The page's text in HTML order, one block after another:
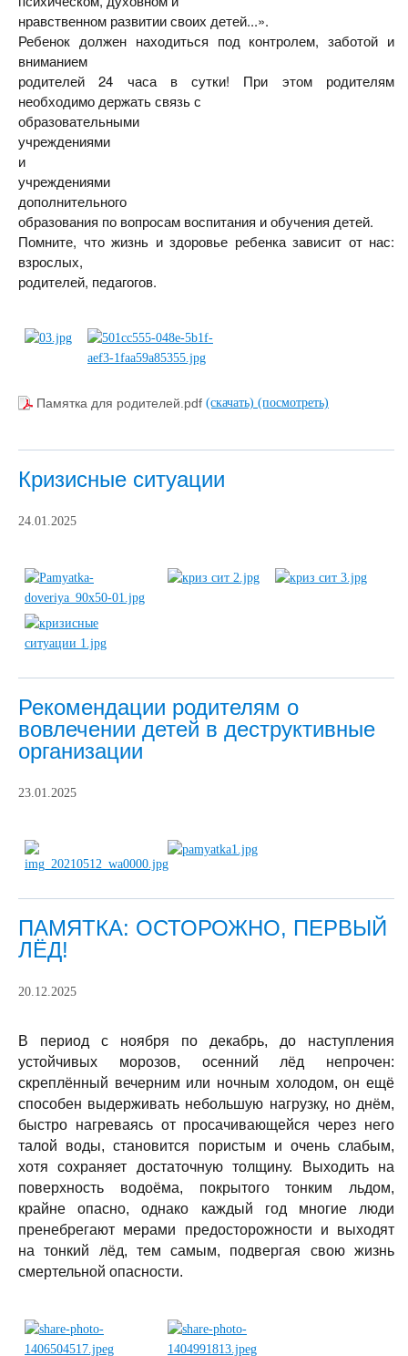
нравственном развитии своих детей...».
Ребенок должен находиться под контролем, заботой и
вниманием
родителей 24 часа в сутки! При этом родителям
необходимо держать связь с
образовательными
учреждениями
и
учреждениями
дополнительного
образования по вопросам воспитания и обучения детей.
Помните, что жизнь и здоровье ребенка зависит от нас:
взрослых,
родителей, педагогов.
Памятка для родителей.pdf (скачать) (посмотреть)
Кризисные ситуации
24.01.2025
Рекомендации родителям о
вовлечении детей в деструктивные
организации
23.01.2025
ПАМЯТКА: ОСТОРОЖНО, ПЕРВЫЙ
ЛЁД!
20.12.2025
В период с ноября по декабрь, до наступления
устойчивых морозов, осенний лёд непрочен:
скреплённый вечерним или ночным холодом, он ещё
способен выдерживать небольшую нагрузку, но днём,
быстро нагреваясь от просачивающейся через него
талой воды, становится пористым и очень слабым,
хотя сохраняет достаточную толщину. Выходить на
поверхность водоёма, покрытого тонким льдом,
крайне опасно, однако каждый год многие люди
пренебрегают мерами предосторожности и выходят
на тонкий лёд, тем самым, подвергая свою жизнь
смертельной опасности.